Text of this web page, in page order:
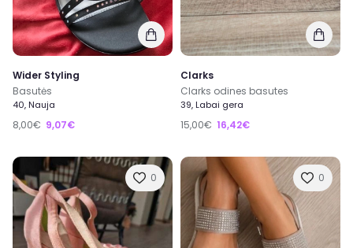
Wider Styling
Basutės
40, Nauja
8,00€ 9,07€
Clarks
Clarks odines basutes
39, Labai gera
15,00€ 16,42€
0 0